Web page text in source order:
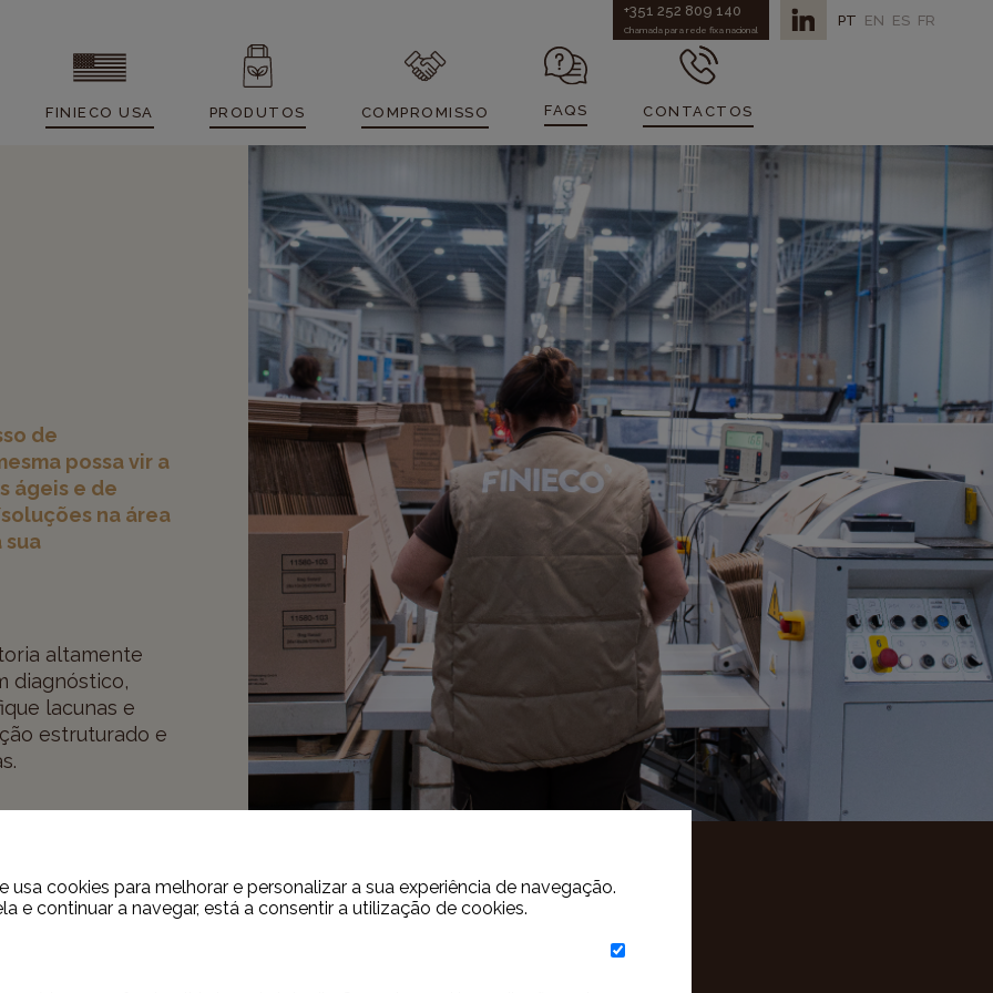
usa cookies para melhorar e personalizar a sua experiência de navegação.
e continuar a navegar, está a consentir a utilização de cookies.
FINIECO USA PRODUTOS COMPROMISSO FAQS CONTACTOS
+351 252 809 140
Chamada para rede fixa nacional
PT EN ES FR
de
possa vir a
ágeis e de
na área
sua
altamente
diagnóstico,
lacunas e
estruturado e
automatizar as
organizacionais
satisfação de
da empresa,
de documentos
Ficha Técnica